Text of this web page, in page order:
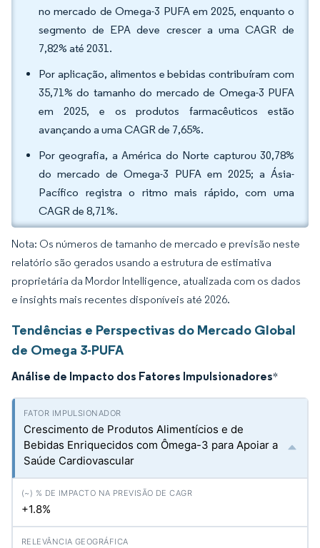
no mercado de Omega-3 PUFA em 2025, enquanto o
segmento de EPA deve crescer a uma CAGR de
7,82% até 2031.
Por aplicação, alimentos e bebidas contribuíram com
35,71% do tamanho do mercado de Omega-3 PUFA
em 2025, e os produtos farmacêuticos estão
avançando a uma CAGR de 7,65%.
Por geografia, a América do Norte capturou 30,78%
do mercado de Omega-3 PUFA em 2025; a Ásia-
Pacífico registra o ritmo mais rápido, com uma
CAGR de 8,71%.
Nota: Os números de tamanho de mercado e previsão neste
relatório são gerados usando a estrutura de estimativa
proprietária da Mordor Intelligence, atualizada com os dados
e insights mais recentes disponíveis até 2026.
Tendências e Perspectivas do Mercado Global
de Omega 3-PUFA
Análise de Impacto dos Fatores Impulsionadores*
Crescimento de Produtos Alimentícios e de
Bebidas Enriquecidos com Ômega-3 para Apoiar a
Saúde Cardiovascular
+1.8%